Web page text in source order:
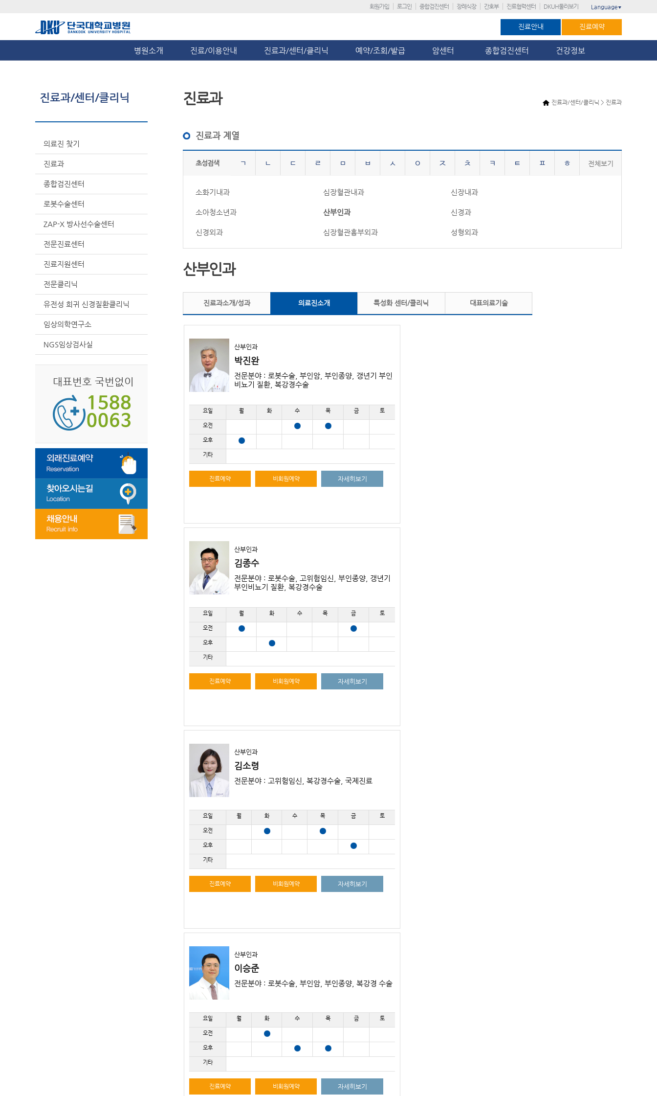
회원가입 로그인 종합검진센터 장례식장 간호부 진료협력센터 DKUH둘러보기 Language ▼
진료안내 진료예약
병원소개 진료/이용안내 진료과/센터/클리닉 예약/조회/발급 암센터 종합검진센터 건강정보
진료과/센터/클리닉
의료진 찾기
진료과
종합검진센터
로봇수술센터
ZAP-X 방사선수술센터
전문진료센터
진료지원센터
전문클리닉
유전성 희귀 신경질환클리닉
임상의학연구소
NGS임상검사실
대표번호 국번없이
진료과/센터/클리닉 > 진료과
진료과
진료과 계열
초성검색 ㄱ ㄴ ㄷ ㄹ ㅁ ㅂ ㅅ ㅇ ㅈ ㅊ ㅋ ㅌ ㅍ ㅎ 전체보기
소화기내과 심장혈관내과 신장내과
소아청소년과 산부인과 신경과
신경외과 심장혈관흉부외과 성형외과
산부인과
진료과소개/성과 의료진소개 특성화 센터/클리닉 대표의료기술
산부인과
박진완
전문분야 : 로봇수술, 부인암, 부인종양, 갱년기 부인
비뇨기 질환, 복강경수술
요일 월 화 수 목 금 토
오전
오후
기타
진료예약 비회원예약 자세히보기
산부인과
김종수
전문분야 : 로봇수술, 고위험임신, 부인종양, 갱년기
부인비뇨기 질환, 복강경수술
요일 월 화 수 목 금 토
오전
오후
기타
진료예약 비회원예약 자세히보기
산부인과
김소령
전문분야 : 고위험임신, 복강경수술, 국제진료
요일 월 화 수 목 금 토
오전
오후
기타
진료예약 비회원예약 자세히보기
산부인과
이승준
전문분야 : 로봇수술, 부인암, 부인종양, 복강경 수술
요일 월 화 수 목 금 토
오전
오후
기타
진료예약 비회원예약 자세히보기